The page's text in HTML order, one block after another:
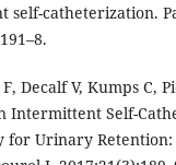
self-catheterization.
Decalf V, Kumps C,
Intermittent Self-
for Urinary Retention: